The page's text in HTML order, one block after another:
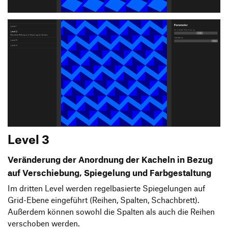
Level 3
Veränderung der Anordnung der Kacheln in Bezug
auf Verschiebung, Spiegelung und Farbgestaltung
Im dritten Level werden regelbasierte Spiegelungen auf
Grid-Ebene eingeführt (Reihen, Spalten, Schachbrett).
Außerdem können sowohl die Spalten als auch die Reihen
verschoben werden.